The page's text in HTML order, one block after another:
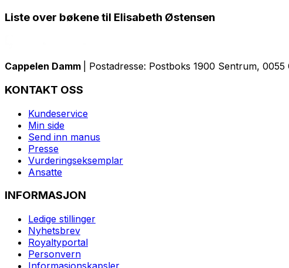
Liste over bøkene til Elisabeth Østensen
Cappelen Damm | Postadresse: Postboks 1900 Sentrum,
KONTAKT OSS
Kundeservice
Min side
Send inn manus
Presse
Vurderingseksemplar
Ansatte
INFORMASJON
Ledige stillinger
Nyhetsbrev
Royaltyportal
Personvern